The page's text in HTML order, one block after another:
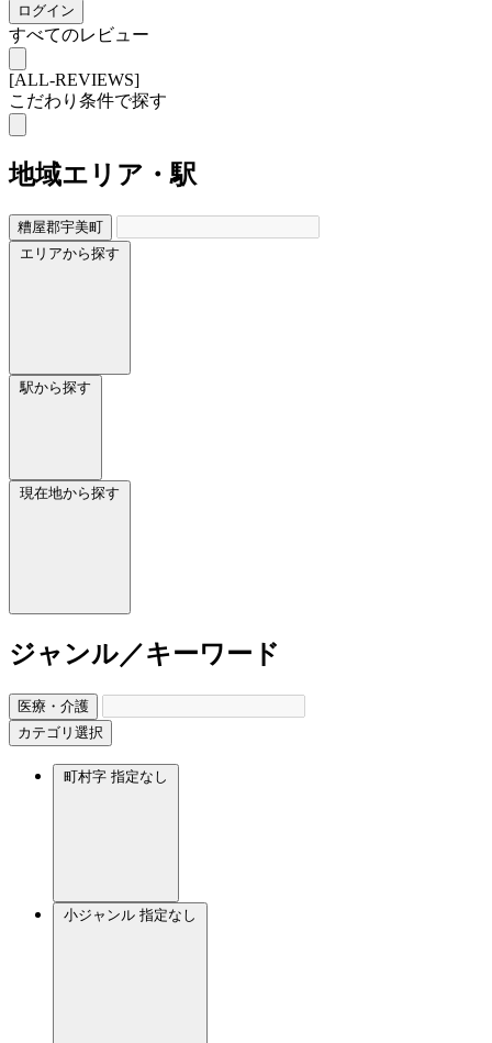
ログイン
すべてのレビュー
[ALL-REVIEWS]
こだわり条件で探す
地域エリア・駅
糟屋郡宇美町
エリアから探す
駅から探す
現在地から探す
ジャンル／キーワード
医療・介護
カテゴリ選択
町村字 指定なし
小ジャンル 指定なし